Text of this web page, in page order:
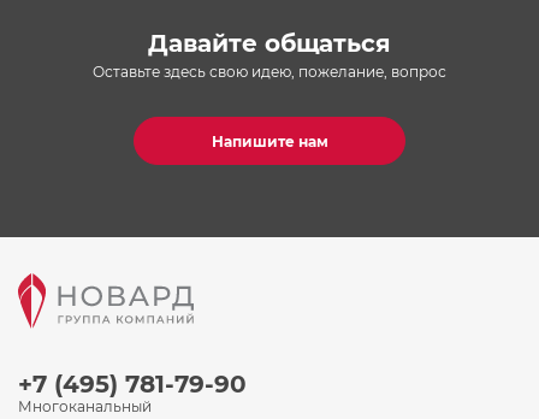
Давайте общаться
Оставьте здесь свою идею, пожелание, вопрос
Напишите нам
+7 (495) 781-79-90
Многоканальный